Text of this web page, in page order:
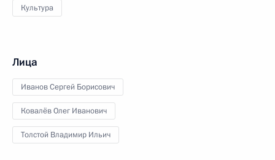
Культура
Лица
Иванов Сергей Борисович
Ковалёв Олег Иванович
Толстой Владимир Ильич